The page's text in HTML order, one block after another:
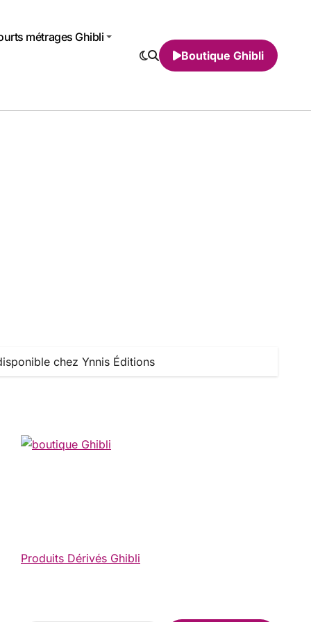
métrages Ghibli
Boutique Ghibli
chez Ynnis Éditions
Produits Dérivés Ghibli